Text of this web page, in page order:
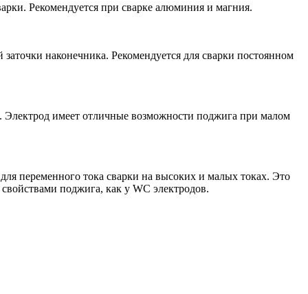
Рекомендуется при сварке алюминия и магния.
наконечника. Рекомендуется для сварки постоянном
Электрод имеет отличные возможности поджига при малом
переменного тока сварки на высоких и малых токах. Это
поджига, как у WC электродов.